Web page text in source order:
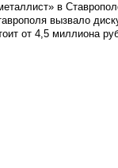
в
вызвало
от 4,5 миллиона